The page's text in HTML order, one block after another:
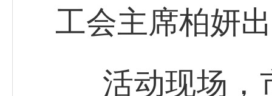
工会主席柏妍
活动现场，